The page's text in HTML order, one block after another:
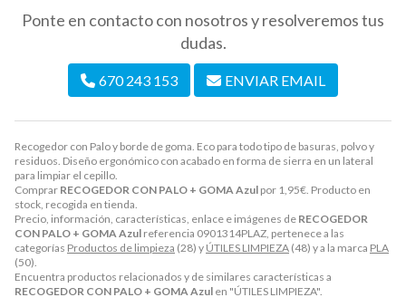
Recogedor con Palo y borde de goma. Eco para todo tipo de basuras, polvo y
residuos. Diseño ergonómico con acabado en forma de sierra en un lateral
para limpiar el cepillo.
Comprar RECOGEDOR CON PALO + GOMA Azul por 1,95€. Producto en
stock, recogida en tienda.
Precio, información, características, enlace e imágenes de RECOGEDOR
CON PALO + GOMA Azul referencia 0901314PLAZ, pertenece a las
categorías Productos de limpieza (28) y ÚTILES LIMPIEZA (48) y a la marca PLA
(50).
Encuentra productos relacionados y de similares características a
RECOGEDOR CON PALO + GOMA Azul en "ÚTILES LIMPIEZA".
Ponte en contacto con nosotros y resolveremos tus
dudas.
670 243 153 ENVIAR EMAIL